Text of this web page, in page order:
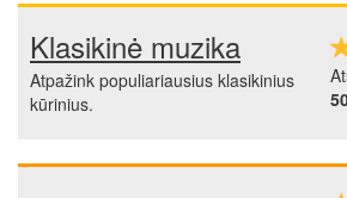
Klasikinė muzika
Atpažink populiariausius klasikinius
kūrinius.